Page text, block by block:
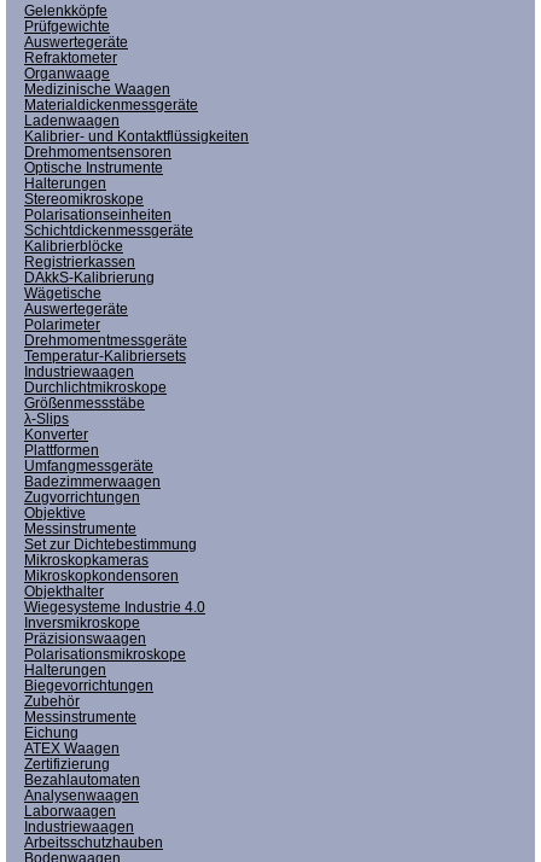
Gelenkköpfe
Prüfgewichte
Auswertegeräte
Refraktometer
Organwaage
Medizinische Waagen
Materialdickenmessgeräte
Ladenwaagen
Kalibrier- und Kontaktflüssigkeiten
Drehmomentsensoren
Optische Instrumente
Halterungen
Stereomikroskope
Polarisationseinheiten
Schichtdickenmessgeräte
Kalibrierblöcke
Registrierkassen
DAkkS-Kalibrierung
Wägetische
Auswertegeräte
Polarimeter
Drehmomentmessgeräte
Temperatur-Kalibriersets
Industriewaagen
Durchlichtmikroskope
Größenmessstäbe
λ-Slips
Konverter
Plattformen
Umfangmessgeräte
Badezimmerwaagen
Zugvorrichtungen
Objektive
Messinstrumente
Set zur Dichtebestimmung
Mikroskopkameras
Mikroskopkondensoren
Objekthalter
Wiegesysteme Industrie 4.0
Inversmikroskope
Präzisionswaagen
Polarisationsmikroskope
Halterungen
Biegevorrichtungen
Zubehör
Messinstrumente
Eichung
ATEX Waagen
Zertifizierung
Bezahlautomaten
Analysenwaagen
Laborwaagen
Industriewaagen
Arbeitsschutzhauben
Bodenwaagen